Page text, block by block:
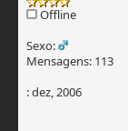
Offline
Sexo:
Mensagens: 113
: dez, 2006